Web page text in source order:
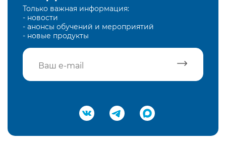
Только важная информация:
- новости
- анонсы обучений и мероприятий
- новые продукты
Подтвердить e-mail